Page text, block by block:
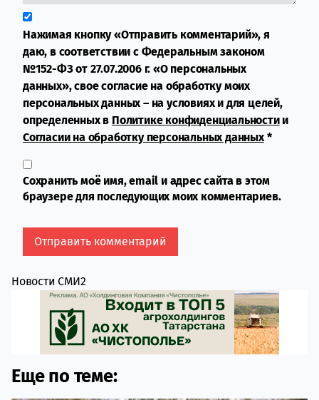
Нажимая кнопку «Отправить комментарий», я
даю, в соответствии с Федеральным законом
№152-ФЗ от 27.07.2006 г. «О персональных
данных», свое согласие на обработку моих
персональных данных – на условиях и для целей,
определенных в Политике конфиденциальностии
Согласии на обработку персональных данных*
Сохранить моё имя, email и адрес сайта в этом
браузере для последующих моих комментариев.
Новости СМИ2
Еще по теме: